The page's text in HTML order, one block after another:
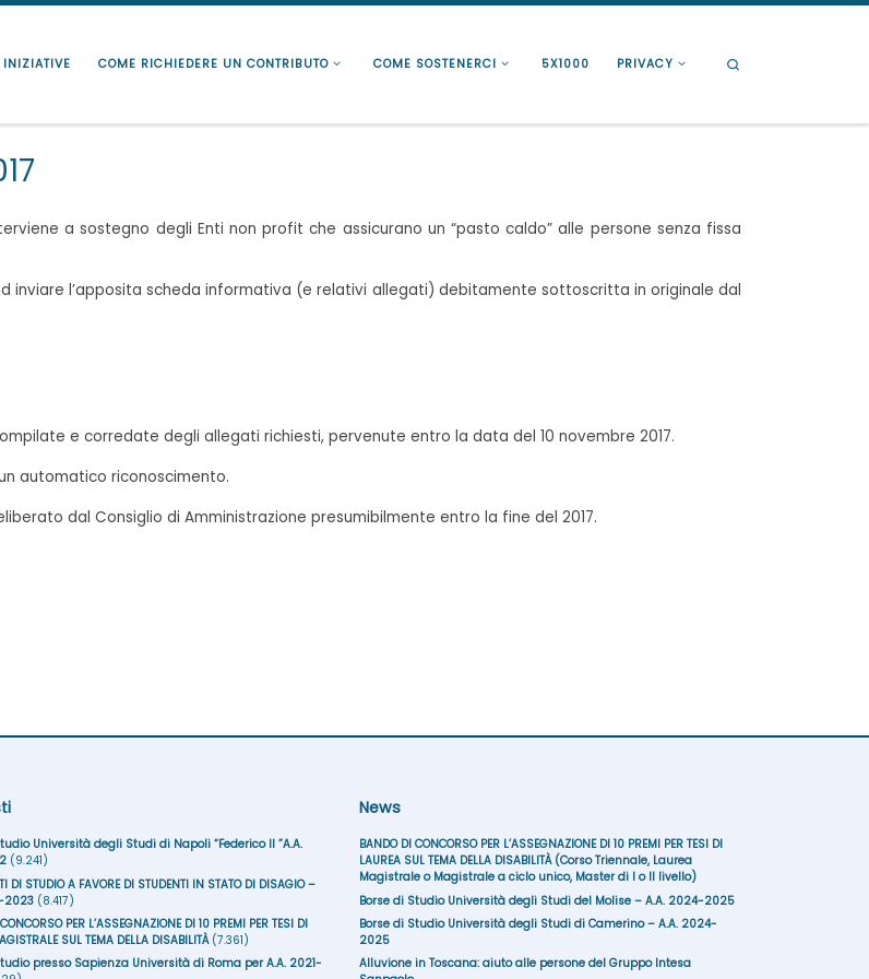
INIZIATIVE COME RICHIEDERE UN CONTRIBUTO COME SOSTENERCI 5X1000 PRIVACY
a sostegno degli Enti non profit che assicurano un “pasto caldo” alle persone senza fissa
inviare l’apposita scheda informativa (e relativi allegati) debitamente sottoscritta in originale dal
e corredate degli allegati richiesti, pervenute entro la data del 10 novembre 2017.
automatico riconoscimento.
dal Consiglio di Amministrazione presumibilmente entro la fine del 2017.
Università degli Studi di Napoli “Federico II ”A.A.
(9.241)
DI STUDIO A FAVORE DI STUDENTI IN STATO DI DISAGIO –
2023 (8.417)
PER L’ASSEGNAZIONE DI 10 PREMI PER TESI DI
SUL TEMA DELLA DISABILITÀ (7.361)
presso Sapienza Università di Roma per A.A. 2021-
News
BANDO DI CONCORSO PER L’ASSEGNAZIONE DI 10 PREMI PER TESI DI
LAUREA SUL TEMA DELLA DISABILITÀ (Corso Triennale, Laurea
Magistrale o Magistrale a ciclo unico, Master di I o II livello)
Borse di Studio Università degli Studi del Molise – A.A. 2024-2025
Borse di Studio Università degli Studi di Camerino – A.A. 2024-
2025
Alluvione in Toscana: aiuto alle persone del Gruppo Intesa